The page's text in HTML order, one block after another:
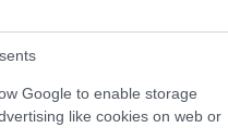
Google to enable storage
like cookies on web or
Csirke vagy kacsa? A